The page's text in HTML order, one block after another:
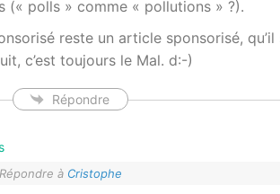
(« polls » comme « pollutions » ?).
reste un article sponsorisé,
c’est toujours le Mal. d:-)
Répondre
Répondre à Cristophe